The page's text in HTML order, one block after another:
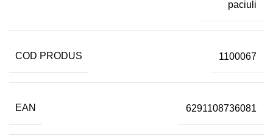
paciuli
COD PRODUS 1100067
EAN 6291108736081